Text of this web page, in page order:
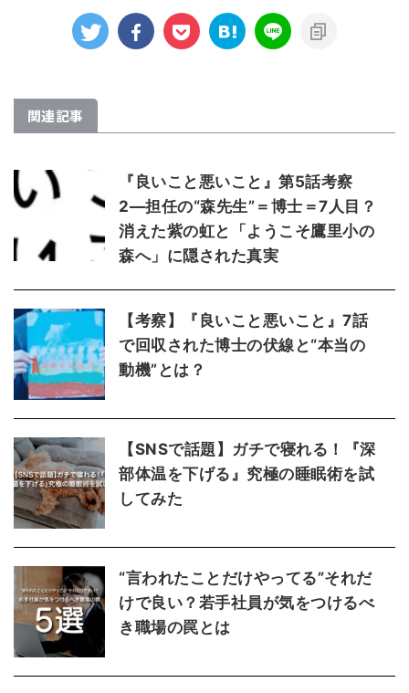
関連記事
『良いこと悪いこと』第5話考察
2―担任の“森先生”＝博士＝7人目？
消えた紫の虹と「ようこそ鷹里小の
森へ」に隠された真実
【考察】『良いこと悪いこと』7話
で回収された博士の伏線と“本当の
動機”とは？
【SNSで話題】ガチで寝れる！『深
部体温を下げる』究極の睡眠術を試
してみた
“言われたことだけやってる”それだ
けで良い？若手社員が気をつけるべ
き職場の罠とは